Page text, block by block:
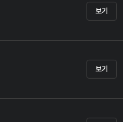
보기
보기